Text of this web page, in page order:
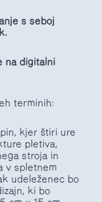
s seboj
na digitalni
terminih:
kjer štiri ure
pletiva,
stroja in
v spletnem
udeleženec bo
ki bo